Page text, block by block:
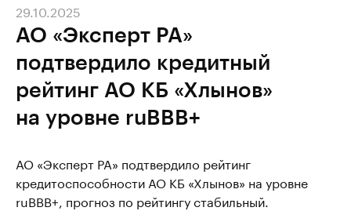
АО «Эксперт РА»
подтвердило кредитный
рейтинг АО КБ «Хлынов»
на уровне ruBBB+
29.10.2025
АО «Эксперт РА» подтвердило рейтинг
кредитоспособности АО КБ «Хлынов» на уровне
ruВBB+, прогноз по рейтингу стабильный.